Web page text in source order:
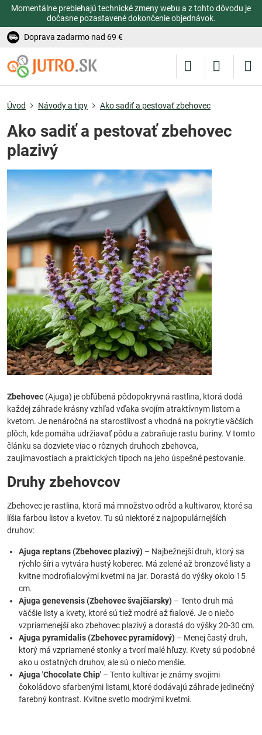
Momentálne prebiehajú technické zmeny webu a z tohto dôvodu je
dočasne pozastavené dokončenie objednávok.
Doprava zadarmo nad 69 €
Úvod Návody a tipy Ako sadiť a pestovať zbehovec
Ako sadiť a pestovať zbehovec
plazivý
Zbehovec (Ajuga) je obľúbená pôdopokryvná rastlina, ktorá dodá
každej záhrade krásny vzhľad vďaka svojím atraktívnym listom a
kvetom. Je nenáročná na starostlivosť a vhodná na pokrytie väčších
plôch, kde pomáha udržiavať pôdu a zabraňuje rastu buriny. V tomto
článku sa dozviete viac o rôznych druhoch zbehovca,
zaujímavostiach a praktických tipoch na jeho úspešné pestovanie.
Druhy zbehovcov
Zbehovec je rastlina, ktorá má množstvo odrôd a kultivarov, ktoré sa
líšia farbou listov a kvetov. Tu sú niektoré z najpopulárnejších
druhov:
Ajuga reptans (Zbehovec plazivý) – Najbežnejší druh, ktorý sa
rýchlo šíri a vytvára hustý koberec. Má zelené až bronzové listy a
kvitne modrofialovými kvetmi na jar. Dorastá do výšky okolo 15
cm.
Ajuga genevensis (Zbehovec švajčiarsky) – Tento druh má
väčšie listy a kvety, ktoré sú tiež modré až fialové. Je o niečo
vzpriamenejší ako zbehovec plazivý a dorastá do výšky 20-30 cm.
Ajuga pyramidalis (Zbehovec pyramídový) – Menej častý druh,
ktorý má vzpriamené stonky a tvorí malé hľuzy. Kvety sú podobné
ako u ostatných druhov, ale sú o niečo menšie.
Ajuga 'Chocolate Chip' – Tento kultivar je známy svojimi
čokoládovo sfarbenými listami, ktoré dodávajú záhrade jedinečný
farebný kontrast. Kvitne svetlo modrými kvetmi.